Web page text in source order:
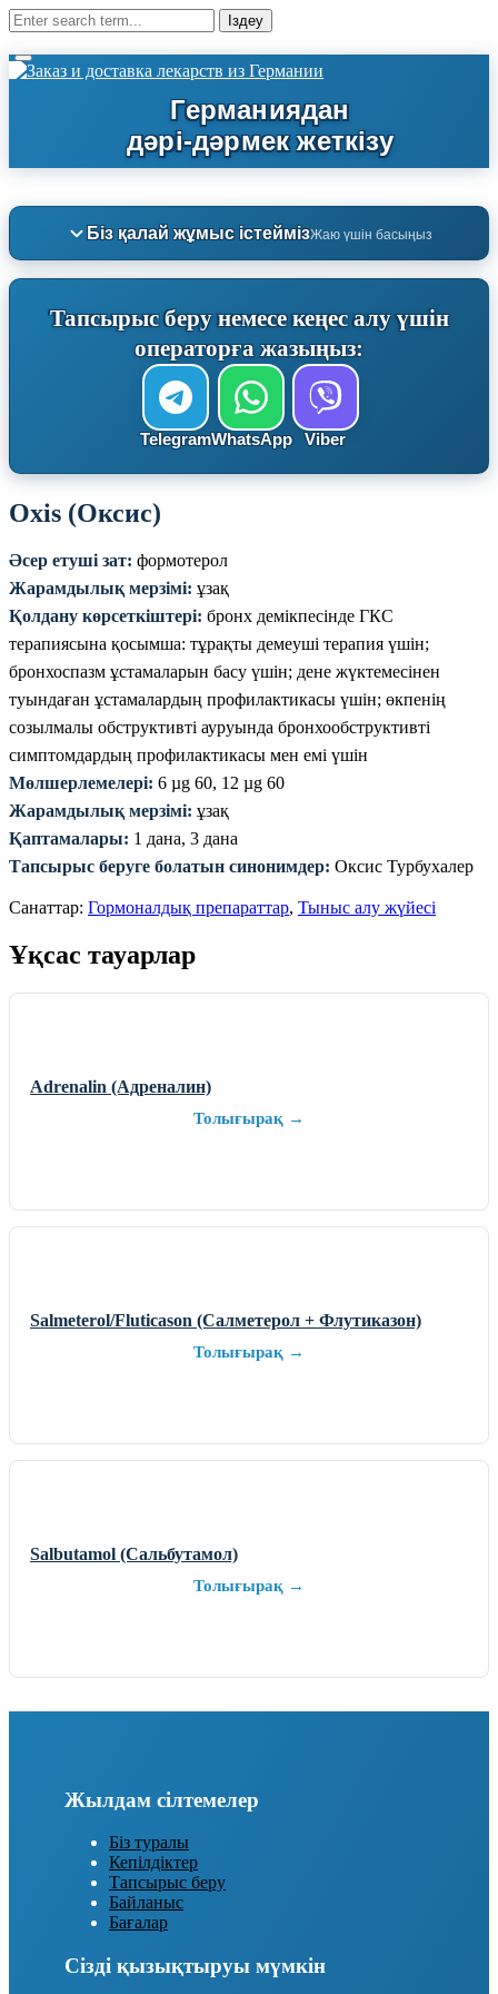
Біз қалай жұмыс істеймізЖаю үшін басыңыз
Тапсырыс беру немесе кеңес алу үшін
операторға жазыңыз:
TelegramWhatsApp Viber
Oxis (Оксис)
Әсер етуші зат: формотерол
Жарамдылық мерзімі: ұзақ
Қолдану көрсеткіштері: бронх демікпесінде ГКС
терапиясына қосымша: тұрақты демеуші терапия үшін;
бронхоспазм ұстамаларын басу үшін; дене жүктемесінен
туындаған ұстамалардың профилактикасы үшін; өкпенің
созылмалы обструктивті ауруында бронхообструктивті
симптомдардың профилактикасы мен емі үшін
Мөлшерлемелері: 6 µg 60, 12 µg 60
Жарамдылық мерзімі: ұзақ
Қаптамалары: 1 дана, 3 дана
Тапсырыс беруге болатын синонимдер: Оксис Турбухалер
Санаттар: Гормоналдық препараттар, Тыныс алу жүйесі
Ұқсас тауарлар
Adrenalin (Адреналин)
Толығырақ →
Salmeterol/Fluticason (Салметерол + Флутиказон)
Толығырақ →
Salbutamol (Сальбутамол)
Толығырақ →
Жылдам сілтемелер
Біз туралы
Кепілдіктер
Тапсырыс беру
Байланыс
Бағалар
Сізді қызықтыруы мүмкін